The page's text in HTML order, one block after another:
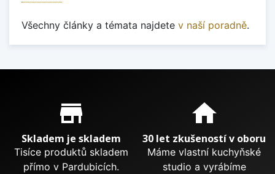
Všechny články a témata najdete v naší poradně.
Proč nakupovat u nás?
store_mall_directory
Skladem je skladem
Tisíce produktů skladem
přímo v Pardubicích.
home
30 let zkušeností v oboru
Máme vlastní kuchyňské
studio a vyrábíme